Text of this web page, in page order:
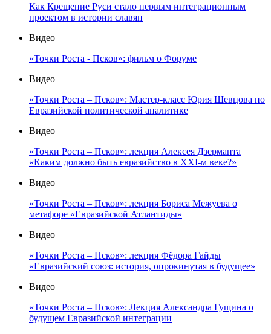
Как Крещение Руси стало первым интеграционным
проектом в истории славян
Видео
«Точки Роста - Псков»: фильм о Форуме
Видео
«Точки Роста – Псков»: Мастер-класс Юрия Шевцова по
Евразийской политической аналитике
Видео
«Точки Роста – Псков»: лекция Алексея Дзерманта
«Каким должно быть евразийство в XXI-м веке?»
Видео
«Точки Роста – Псков»: лекция Бориса Межуева о
метафоре «Евразийской Атлантиды»
Видео
«Точки Роста – Псков»: лекция Фёдора Гайды
«Евразийский союз: история, опрокинутая в будущее»
Видео
«Точки Роста – Псков»: Лекция Александра Гущина о
будущем Евразийской интеграции